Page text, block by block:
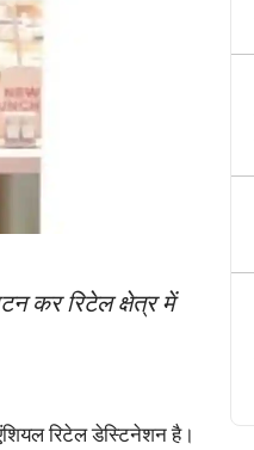
कर रिटेल क्षेत्र में
रिटेल डेस्टिनेशन है।